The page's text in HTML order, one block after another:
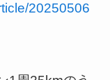
20250506